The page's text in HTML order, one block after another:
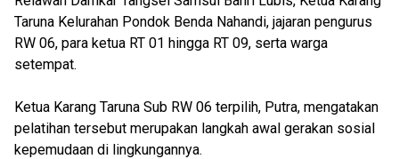
Taruna Kelurahan Pondok Benda Nahandi, jajaran pengurus
RW 06, para ketua RT 01 hingga RT 09, serta warga
setempat.
Ketua Karang Taruna Sub RW 06 terpilih, Putra, mengatakan
pelatihan tersebut merupakan langkah awal gerakan sosial
kepemudaan di lingkungannya.